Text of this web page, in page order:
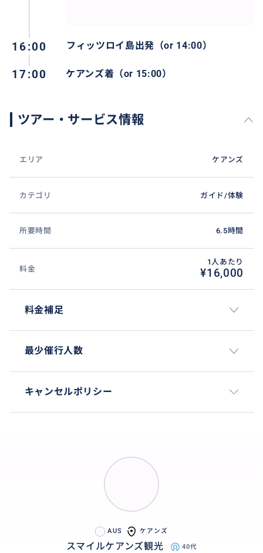
16:00 フィッツロイ島出発（or 14:00）
17:00 ケアンズ着（or 15:00）
ツアー・サービス情報
エリア ケアンズ
カテゴリ ガイド/体験
所要時間 6.5時間
料金
1人あたり
¥16,000
料金補足
最少催行人数
キャンセルポリシー
AUS ケアンズ
スマイルケアンズ観光 40代